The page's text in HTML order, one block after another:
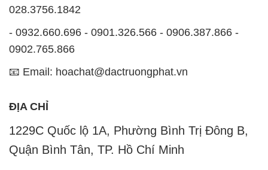
028.3756.1842
- 0932.660.696 - 0901.326.566 - 0906.387.866 -
0902.765.866
📧 Email: hoachat@dactruongphat.vn
ĐỊA CHỈ
1229C Quốc lộ 1A, Phường Bình Trị Đông B,
Quận Bình Tân, TP. Hồ Chí Minh